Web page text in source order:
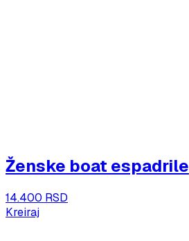
Ženske boat espadrile
14.400 RSD
Kreiraj